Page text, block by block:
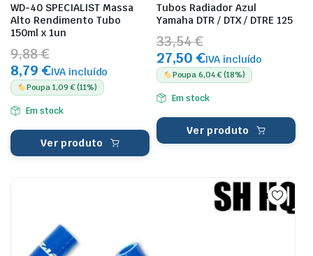
WD-40 SPECIALIST Massa
Alto Rendimento Tubo
150ml x 1un
9,88 €
8,79 €IVA incluído
Poupa 1,09 € (11%)
Em stock
Ver produto
Tubos Radiador Azul
Yamaha DTR / DTX / DTRE 125
33,54 €
27,50 €IVA incluído
Poupa 6,04 € (18%)
Em stock
Ver produto